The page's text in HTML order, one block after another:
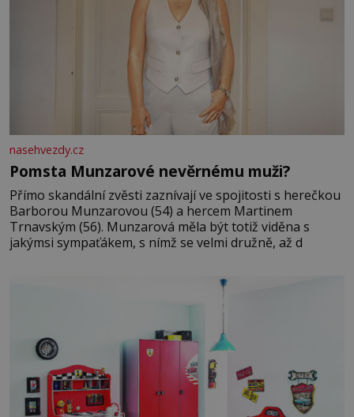
nasehvezdy.cz
Pomsta Munzarové nevěrnému muži?
Přímo skandální zvěsti zaznívají ve spojitosti s herečkou
Barborou Munzarovou (54) a hercem Martinem
Trnavským (56). Munzarová měla být totiž viděna s
jakýmsi sympaťákem, s nímž se velmi družně, až d